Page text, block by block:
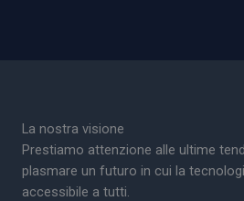
La nostra visione
Prestiamo attenzione alle ultime
plasmare un futuro in cui la
accessibile a tutti.